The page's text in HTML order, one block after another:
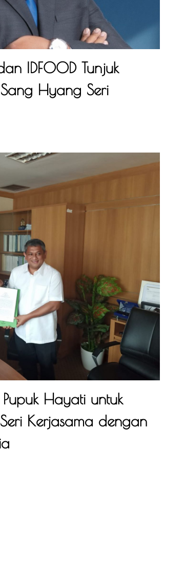
IDFOOD Tunjuk
Sang Hyang Seri
Hayati untuk
Kerjasama dengan